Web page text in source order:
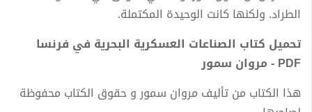
الطراد. ولكنها كانت الوحيدة المكتملة.
تحميل كتاب الصناعات العسكرية البحرية في فرنسا
PDF - مروان سمور
هذا الكتاب من تأليف مروان سمور و حقوق الكتاب محفوظة